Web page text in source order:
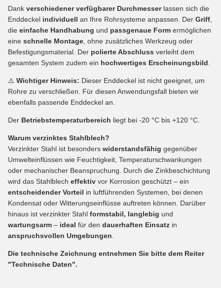
Dank verschiedener verfügbarer Durchmesser lassen sich die
Enddeckel individuell an Ihre Rohrsysteme anpassen. Der Griff
die einfache Handhabung und passgenaue Form ermöglichen
eine schnelle Montage , ohne zusätzliches Werkzeug oder
Befestigungsmaterial. Der polierte Abschluss verleiht dem
gesamten System zudem ein hochwertiges Erscheinungsbild
⚠️ Wichtiger Hinweis: Dieser Enddeckel ist nicht geeignet, um
Rohre zu verschließen. Für diesen Anwendungsfall bieten wir
ebenfalls passende Enddeckel an.
Der Betriebstemperaturbereich liegt bei -20 °C bis +120 °C.
Warum verzinktes Stahlblech?
Verzinkter Stahl ist besonders widerstandsfähig gegenüber
Umwelteinflüssen wie Feuchtigkeit, Temperaturschwankungen
oder mechanischer Beanspruchung. Durch die Zinkbeschichtung
wird das Stahlblech effektiv vor Korrosion geschützt – ein
entscheidender Vorteil in luftführenden Systemen, bei denen
Kondensat oder Witterungseinflüsse auftreten können. Darüber
hinaus ist verzinkter Stahl formstabil, langlebig und
wartungsarm – ideal für den dauerhaften Einsatz in
anspruchsvollen Umgebungen
Die technische Zeichnung entnehmen Sie bitte dem Reiter
"Technische Daten".